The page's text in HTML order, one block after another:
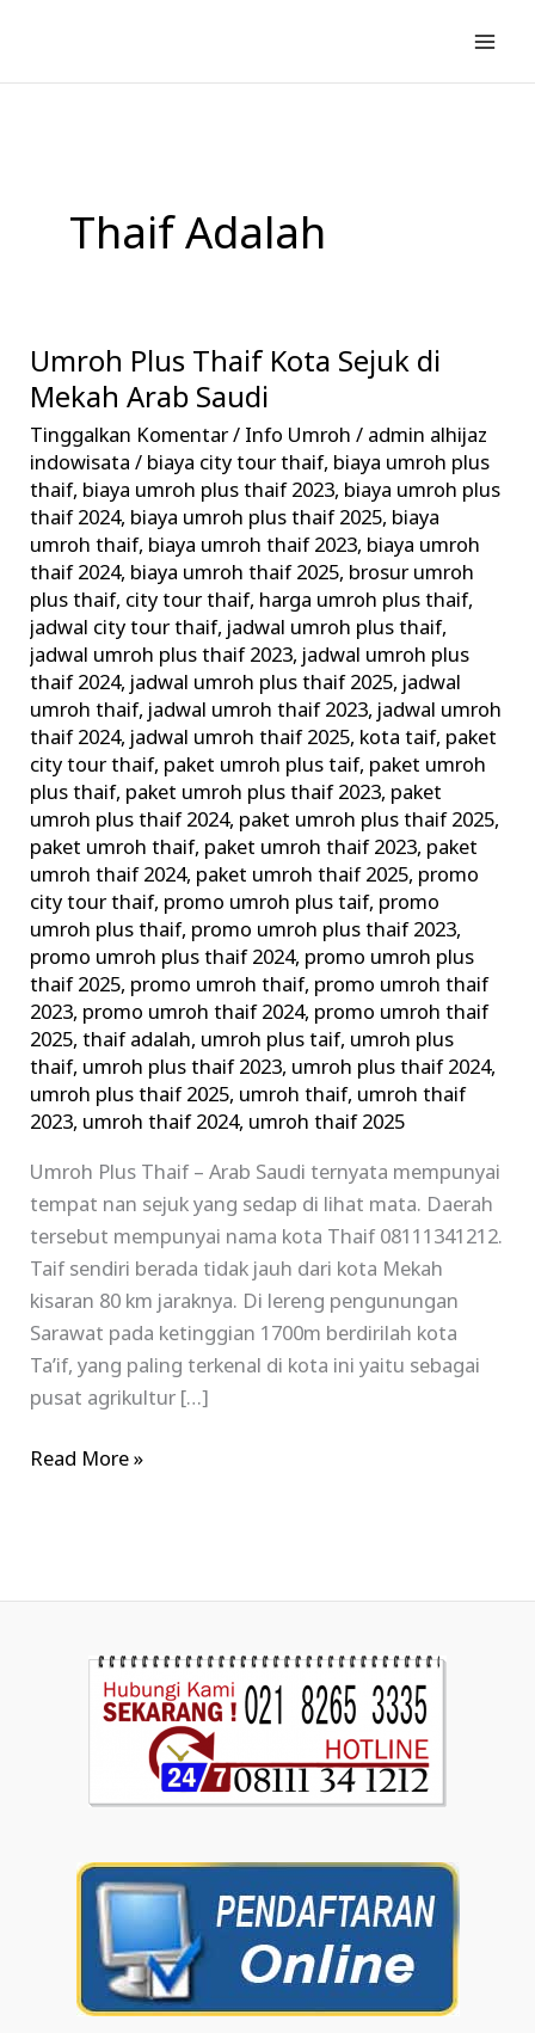
konten
Thaif Adalah
Umroh Plus Thaif Kota Sejuk di
Mekah Arab Saudi
Tinggalkan Komentar/ Info Umroh / admin alhijaz
indowisata/ biaya city tour thaif, biaya umroh plus
thaif, biaya umroh plus thaif 2023, biaya umroh plus
thaif 2024, biaya umroh plus thaif 2025, biaya
umroh thaif, biaya umroh thaif 2023, biaya umroh
thaif 2024, biaya umroh thaif 2025, brosur umroh
plus thaif, city tour thaif, harga umroh plus thaif,
jadwal city tour thaif, jadwal umroh plus thaif,
jadwal umroh plus thaif 2023, jadwal umroh plus
thaif 2024, jadwal umroh plus thaif 2025, jadwal
umroh thaif, jadwal umroh thaif 2023, jadwal umroh
thaif 2024, jadwal umroh thaif 2025, kota taif, paket
city tour thaif, paket umroh plus taif, paket umroh
plus thaif, paket umroh plus thaif 2023, paket
umroh plus thaif 2024, paket umroh plus thaif 2025,
paket umroh thaif, paket umroh thaif 2023, paket
umroh thaif 2024, paket umroh thaif 2025, promo
city tour thaif, promo umroh plus taif, promo
umroh plus thaif, promo umroh plus thaif 2023,
promo umroh plus thaif 2024, promo umroh plus
thaif 2025, promo umroh thaif, promo umroh thaif
2023, promo umroh thaif 2024, promo umroh thaif
2025,thaif adalah, umroh plus taif, umroh plus
thaif, umroh plus thaif 2023, umroh plus thaif 2024,
umroh plus thaif 2025, umroh thaif, umroh thaif
2023, umroh thaif 2024, umroh thaif 2025
Umroh Plus Thaif – Arab Saudi ternyata mempunyai
tempat nan sejuk yang sedap di lihat mata. Daerah
tersebut mempunyai nama kota Thaif 08111341212.
Taif sendiri berada tidak jauh dari kota Mekah
kisaran 80 km jaraknya. Di lereng pengunungan
Sarawat pada ketinggian 1700m berdirilah kota
Ta’if, yang paling terkenal di kota ini yaitu sebagai
pusat agrikultur […]
Umroh
Plus
Thaif
Kota
Sejuk
di
Mekah
Arab
Saudi
Read More »